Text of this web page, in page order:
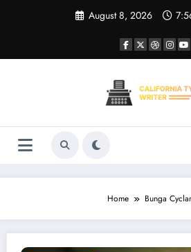
August 8, 2026
Home Bunga